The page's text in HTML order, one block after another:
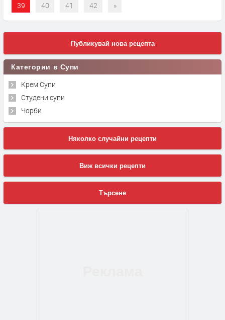
39 40 41 42 »
Публикувай нова рецепта
Категории в Супи
Крем Супи
Студени супи
Чорби
Няколко случайни рецепти
Виж всички рецепти
Търсене